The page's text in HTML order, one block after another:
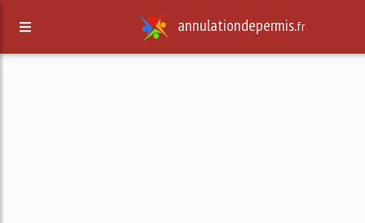
annulationdepermis.fr